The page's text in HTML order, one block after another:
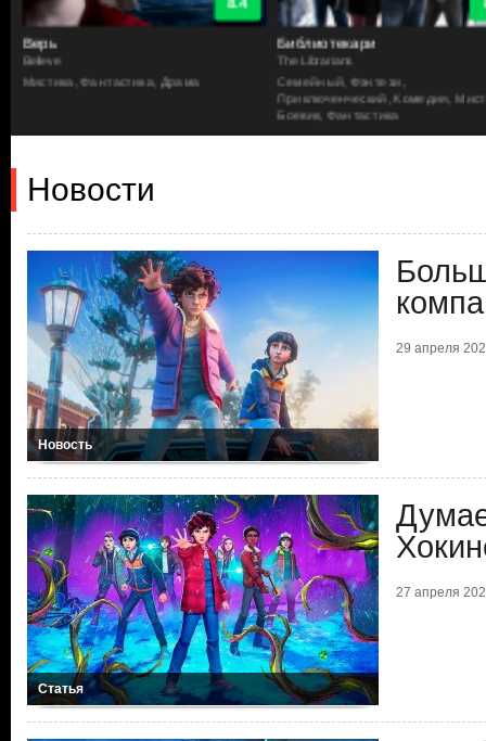
Библиотекари
The Librarians
Семейный, Фэнтези,
Загадочные события
Stranger Things
Драма, Семейный, Триллер,
Фантастика, Мистика
Новости
Новость
29 апреля
Статья
27 апреля